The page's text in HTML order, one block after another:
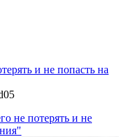
и не попасть на
не потерять и не